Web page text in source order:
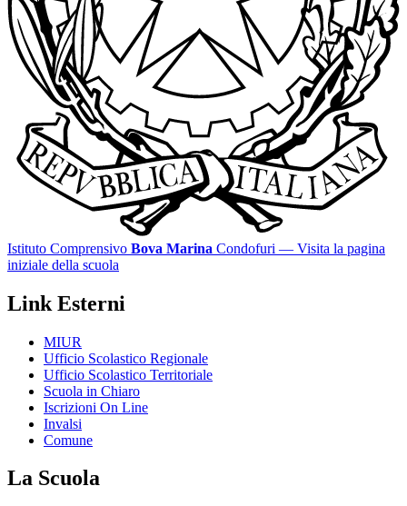
Istituto Comprensivo Bova Marina Condofuri — Visita la pagina
iniziale della scuola
Link Esterni
MIUR
Ufficio Scolastico Regionale
Ufficio Scolastico Territoriale
Scuola in Chiaro
Iscrizioni On Line
Invalsi
Comune
La Scuola